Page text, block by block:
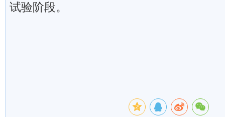
试验阶段。